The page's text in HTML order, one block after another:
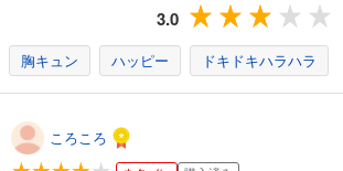
3.0
胸キュン ハッピー ドキドキハラハラ
ころころ